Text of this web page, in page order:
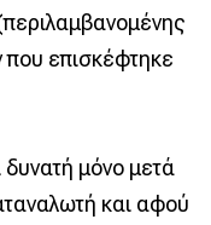
που επισκέφτηκε
μόνο μετά
και αφού